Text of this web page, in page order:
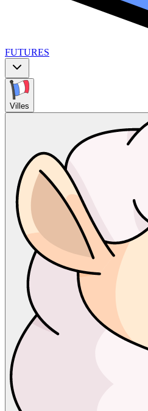
FUTURES
Villes